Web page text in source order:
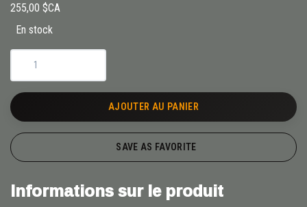
255,00 $CA
En stock
AJOUTER AU PANIER
SAVE AS FAVORITE
Informations sur le produit